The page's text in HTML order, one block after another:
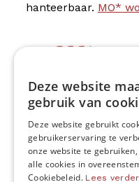
hanteerbaar. MO*
Deze website
gebruik van
Deze website gebruikt
gebruikerservaring te
onze website te
alle cookies in
Cookiebeleid. Lees verder